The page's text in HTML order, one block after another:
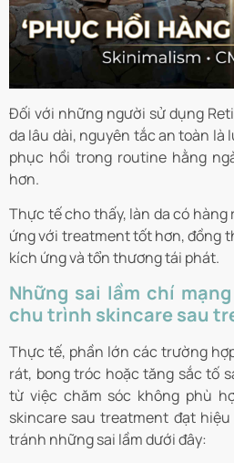
Đối với những người sử dụng
da lâu dài, nguyên tắc an toàn
phục hồi trong routine hằng
hơn.
Thực tế cho thấy, làn da có hàng
ứng với treatment tốt hơn, đồng
kích ứng và tổn thương tái phát.
Những sai lầm chí
chu trình skincare sau
Thực tế, phần lớn các trường
rát, bong tróc hoặc tăng sắc tố
từ việc chăm sóc không phù
skincare sau treatment đạt
tránh những sai lầm dưới đây: